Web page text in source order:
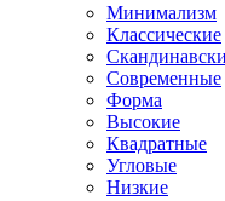
Минимализм
Классические
Современные
Форма
Высокие
Квадратные
Угловые
Низкие